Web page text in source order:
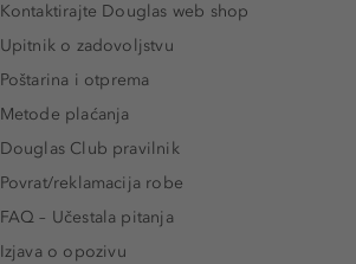
Kontaktirajte Douglas web shop
Upitnik o zadovoljstvu
Poštarina i otprema
Metode plaćanja
Douglas Club pravilnik
Povrat/reklamacija robe
FAQ – Učestala pitanja
Izjava o opozivu